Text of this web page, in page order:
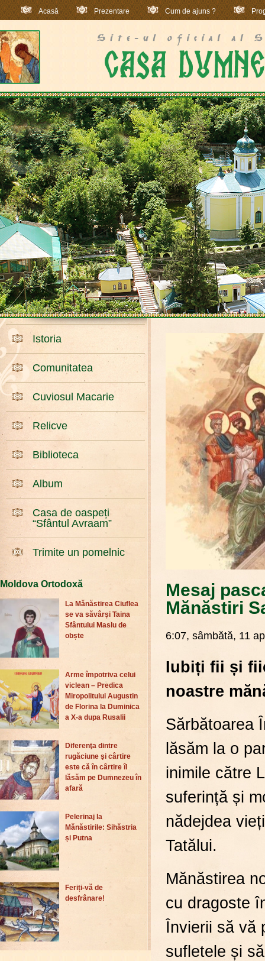
Acasă Prezentare Cum de ajuns ?
Istoria
Comunitatea
Cuviosul Macarie
Relicve
Biblioteca
Album
Casa de oaspeți
“Sfântul Avraam”
Trimite un pomelnic
Moldova Ortodoxă
La Mănăstirea Ciuflea
se va săvârși Taina
Sfântului Maslu de
obște
Arme împotriva celui
viclean – Predica
Miropolitului Augustin
de Florina la Duminica
a X-a dupa Rusalii
Diferenţa dintre
rugăciune şi cârtire
este că în cârtire îl
lăsăm pe Dumnezeu în
afară
Pelerinaj la
Mănăstirile: Sihăstria
și Putna
Feriți-vă de
desfrânare!
Mesaj
Mănăstiri
6:07, sâmbătă, 11
Iubiți fii și
noastre
​Sărbătoarea
lăsăm la o
inimile către
suferință și
nădejdea
Tatălui.
​Mănăstirea
cu dragoste
Învierii să vă
sufletele și